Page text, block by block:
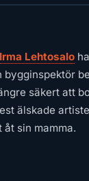
Irma Lehtosalo
säkert att
älskade
sin mamma.